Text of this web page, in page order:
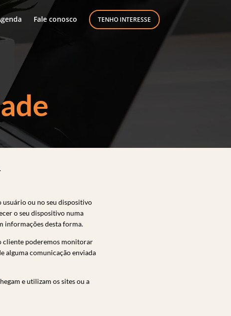
Fale conosco TENHO INTERESSE
usuário ou no seu dispositivo
o seu dispositivo numa
informações desta forma.
cliente poderemos monitorar
alguma comunicação enviada
e utilizam os sites ou a